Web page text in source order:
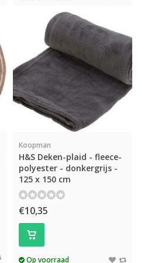
Koopman
H&S Deken-plaid - fleece-
polyester - donkergrijs -
125 x 150 cm
€10,35
Op voorraad